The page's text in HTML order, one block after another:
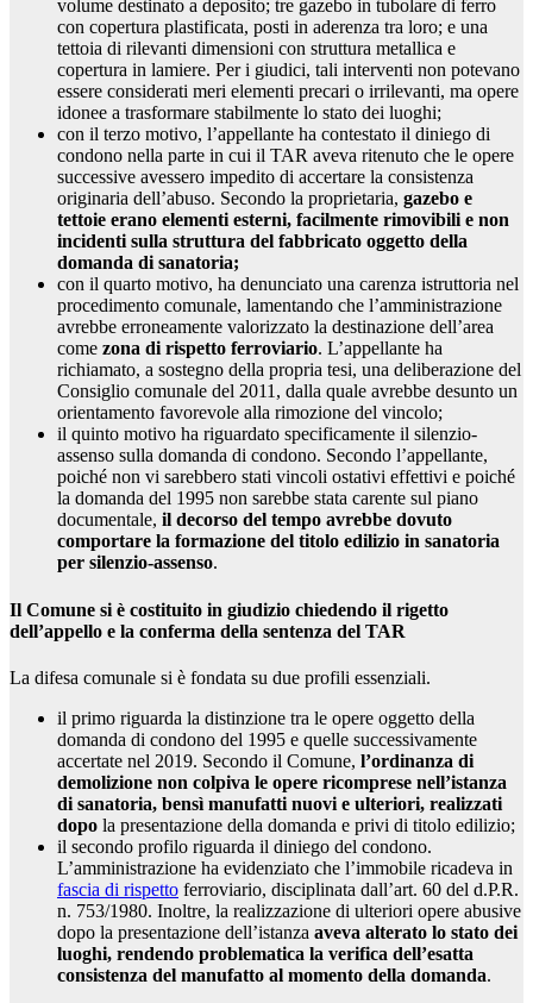
volume destinato a deposito; tre gazebo in tubolare di ferro
con copertura plastificata, posti in aderenza tra loro; e una
tettoia di rilevanti dimensioni con struttura metallica e
copertura in lamiere. Per i giudici, tali interventi non potevano
essere considerati meri elementi precari o irrilevanti, ma opere
idonee a trasformare stabilmente lo stato dei luoghi;
con il terzo motivo, l’appellante ha contestato il diniego di
condono nella parte in cui il TAR aveva ritenuto che le opere
successive avessero impedito di accertare la consistenza
originaria dell’abuso. Secondo la proprietaria, gazebo e
tettoie erano elementi esterni, facilmente rimovibili e non
incidenti sulla struttura del fabbricato oggetto della
domanda di sanatoria;
con il quarto motivo, ha denunciato una carenza istruttoria nel
procedimento comunale, lamentando che l’amministrazione
avrebbe erroneamente valorizzato la destinazione dell’area
come zona di rispetto ferroviario. L’appellante ha
richiamato, a sostegno della propria tesi, una deliberazione del
Consiglio comunale del 2011, dalla quale avrebbe desunto un
orientamento favorevole alla rimozione del vincolo;
il quinto motivo ha riguardato specificamente il silenzio-
assenso sulla domanda di condono. Secondo l’appellante,
poiché non vi sarebbero stati vincoli ostativi effettivi e poiché
la domanda del 1995 non sarebbe stata carente sul piano
documentale, il decorso del tempo avrebbe dovuto
comportare la formazione del titolo edilizio in sanatoria
per silenzio-assenso.
Il Comune si è costituito in giudizio chiedendo il rigetto
dell’appello e la conferma della sentenza del TAR
La difesa comunale si è fondata su due profili essenziali.
il primo riguarda la distinzione tra le opere oggetto della
domanda di condono del 1995 e quelle successivamente
accertate nel 2019. Secondo il Comune, l’ordinanza di
demolizione non colpiva le opere ricomprese nell’istanza
di sanatoria, bensì manufatti nuovi e ulteriori, realizzati
dopo la presentazione della domanda e privi di titolo edilizio;
il secondo profilo riguarda il diniego del condono.
L’amministrazione ha evidenziato che l’immobile ricadeva in
fascia di rispetto ferroviario, disciplinata dall’art. 60 del d.P.R.
n. 753/1980. Inoltre, la realizzazione di ulteriori opere abusive
dopo la presentazione dell’istanza aveva alterato lo stato dei
luoghi, rendendo problematica la verifica dell’esatta
consistenza del manufatto al momento della domanda.